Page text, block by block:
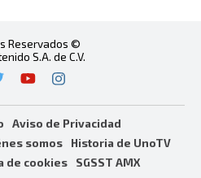
Reservados ©
S.A. de C.V.
Aviso de Privacidad
somos
Historia de UnoTV
de cookies SGSST AMX